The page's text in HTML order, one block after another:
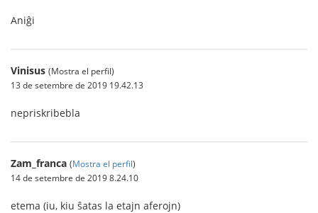
Aniĝi
Vinisus (Mostra el perfil)
13 de setembre de 2019 19.42.13
nepriskribebla
Zam_franca (Mostra el perfil)
14 de setembre de 2019 8.24.10
etema (iu, kiu ŝatas la etajn aferojn)